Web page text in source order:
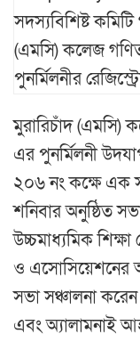
মুরারিচাঁদ (এমসি)
এর পুনর্মিলনী
২০৬ নং কক্ষে এক
শনিবার অনুষ্ঠিত
উচ্চমাধ্যমিক শিক্ষা
ও এসোসিয়েশনের
সভা সঞ্চালনা
এবং অ্যালামনাই